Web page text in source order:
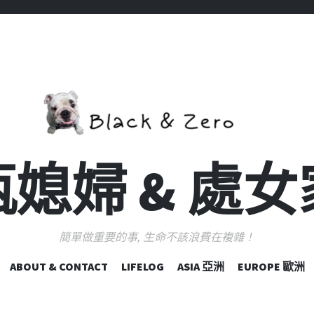
婦 & 處
簡單做重要的事, 生命不該浪費在複雜！
跳
ABOUT & CONTACT LIFELOG ASIA 亞洲 EUROPE 歐洲